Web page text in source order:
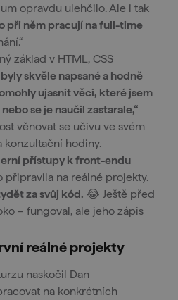
opravdu ulehčilo. Ale i tak
při něm pracují na full-time
základ v HTML, CSS
skvěle napsané a hodně
ujasnit věci, které jsem
se je naučil zastarale,“
věnovat se učivu ve svém
konzultační hodiny.
přístupy k front-endu
připravila na reálné projekty.
za svůj kód. 😂 Ještě před
– fungoval, ale jeho zápis
reálné projekty
naskočil Dan
na konkrétních